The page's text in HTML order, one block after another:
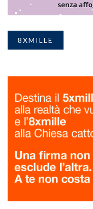
8XMILLE